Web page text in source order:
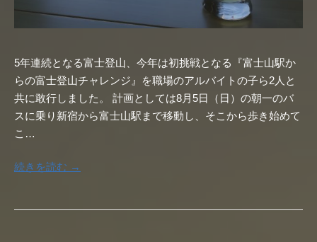
5年連続となる富士登山、今年は初挑戦となる『富士山駅か
らの富士登山チャレンジ』を職場のアルバイトの子ら2人と
共に敢行しました。 計画としては8月5日（日）の朝一のバ
スに乗り新宿から富士山駅まで移動し、そこから歩き始めて
こ…
続きを読む →